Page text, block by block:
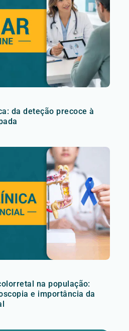
da deteção precoce à
na população:
e importância da